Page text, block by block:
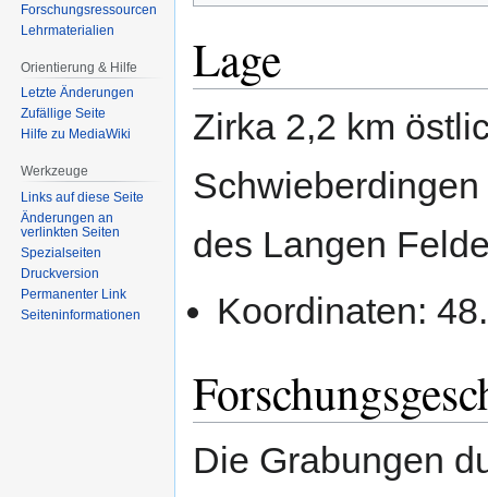
Lage
Zirka 2,2 km
des Langen
Koordinaten:
Die Grabungen
Forschungsressourcen
Lehrmaterialien
Orientierung & Hilfe
Letzte Änderungen
Zufällige Seite
Hilfe zu MediaWiki
Werkzeuge
Links auf diese Seite
Änderungen an
verlinkten Seiten
Spezialseiten
Druckversion
Permanenter Link
Seiten­­informationen